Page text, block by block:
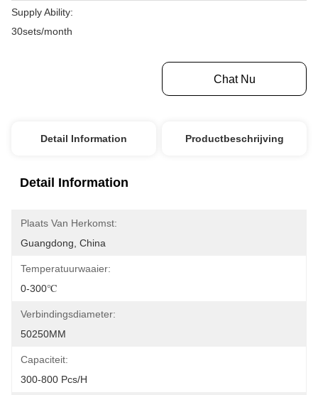
Supply Ability:
30sets/month
Chat Nu
Detail Information Productbeschrijving
Detail Information
Plaats Van Herkomst:
Guangdong, China
Temperatuurwaaier:
0-300℃
Verbindingsdiameter:
50250MM
Capaciteit:
300-800 Pcs/h